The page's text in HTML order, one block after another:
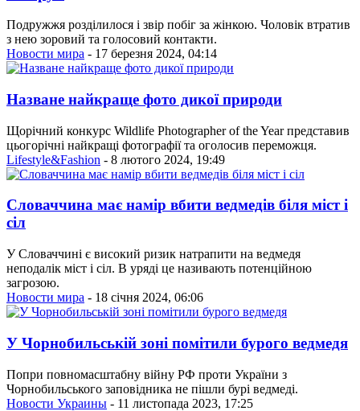
Подружжя розділилося і звір побіг за жінкою. Чоловік втратив
з нею зоровий та голосовий контакти.
Новости мира - 17 березня 2024, 04:14
Назване найкраще фото дикої природи
Щорічний конкурс Wildlife Photographer of the Year представив
цьогорічні найкращі фотографії та оголосив переможця.
Lifestyle&Fashion - 8 лютого 2024, 19:49
Словаччина має намір вбити ведмедів біля міст і
сіл
У Словаччині є високий ризик натрапити на ведмедя
неподалік міст і сіл. В уряді це називають потенційною
загрозою.
Новости мира - 18 січня 2024, 06:06
У Чорнобильській зоні помітили бурого ведмедя
Попри повномасштабну війну РФ проти України з
Чорнобильського заповідника не пішли бурі ведмеді.
Новости Украины - 11 листопада 2023, 17:25